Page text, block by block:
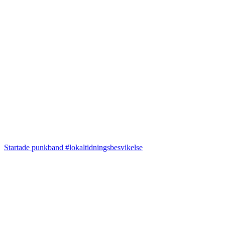
Startade punkband #lokaltidningsbesvikelse